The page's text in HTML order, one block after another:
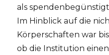
als
Im Hinblick auf die
Körperschaften war
ob die Institution